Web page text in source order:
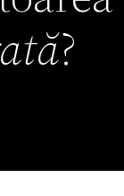
?